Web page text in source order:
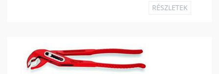
RÉSZLETEK